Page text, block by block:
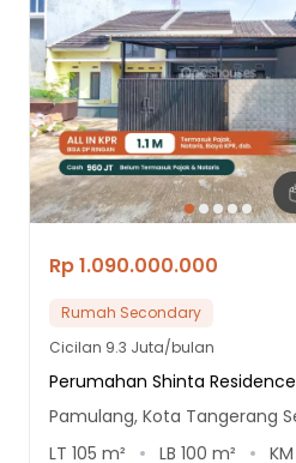
Rp 1.090.000.000
Rumah Secondary
Cicilan 9.3 Juta/bulan
Perumahan Shinta Residence
Pamulang, Kota Tangerang
LT 105 m² LB 100 m² KM